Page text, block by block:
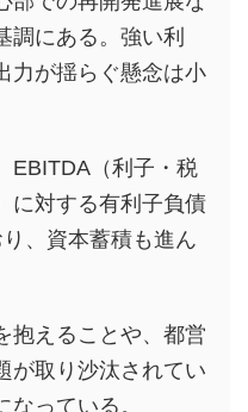
調にある。強い利
力が揺らぐ懸念は小
EBITDA（利子・税
に対する有利子負債
、資本蓄積も進ん
抱えることや、都営
が取り沙汰されてい
っている。